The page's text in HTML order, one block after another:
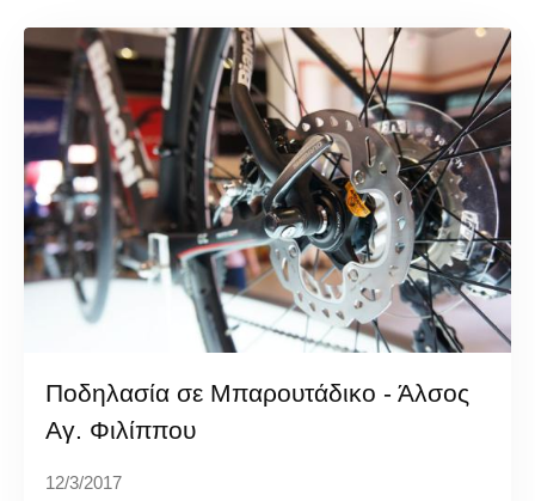
Ποδηλασία σε Μπαρουτάδικο - Άλσος
Αγ. Φιλίππου
12/3/2017